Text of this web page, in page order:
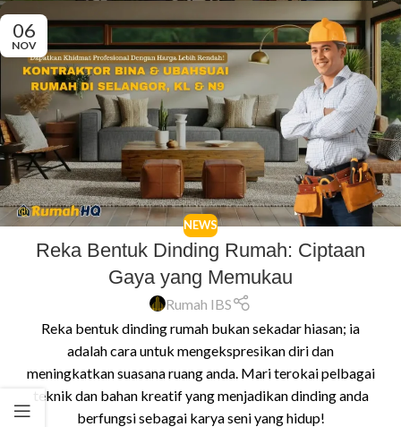
06
NOV
NEWS
Reka Bentuk Dinding Rumah: Ciptaan
Gaya yang Memukau
Rumah IBS
Reka bentuk dinding rumah bukan sekadar hiasan; ia
adalah cara untuk mengekspresikan diri dan
meningkatkan suasana ruang anda. Mari terokai pelbagai
teknik dan bahan kreatif yang menjadikan dinding anda
berfungsi sebagai karya seni yang hidup!